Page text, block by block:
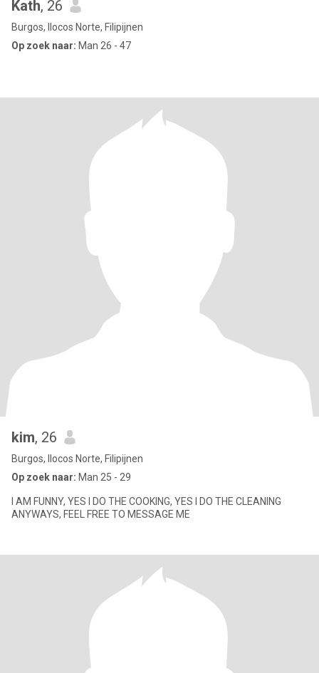
Kath, 26
Burgos, Ilocos Norte, Filipijnen
Op zoek naar: Man 26 - 47
kim, 26
Burgos, Ilocos Norte, Filipijnen
Op zoek naar: Man 25 - 29
I AM FUNNY, YES I DO THE COOKING, YES I DO THE CLEANING
ANYWAYS, FEEL FREE TO MESSAGE ME